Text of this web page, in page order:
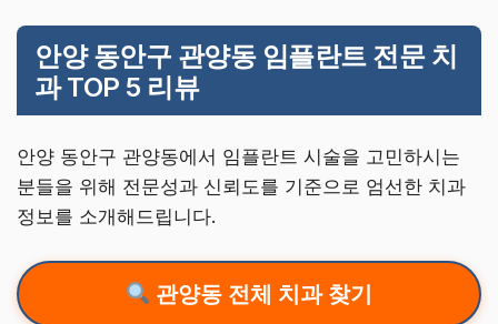
안양 동안구 관양동 임플란트 전문 치
과 TOP 5 리뷰
안양 동안구 관양동에서 임플란트 시술을 고민하시는
분들을 위해 전문성과 신뢰도를 기준으로 엄선한 치과
정보를 소개해드립니다.
관양동 전체 치과 찾기